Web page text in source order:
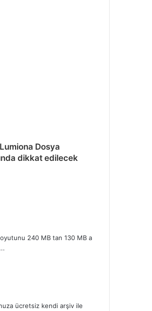
Dosya
dikkat edilecek
240 MB tan 130 MB a
ücretsiz kendi arşiv ile